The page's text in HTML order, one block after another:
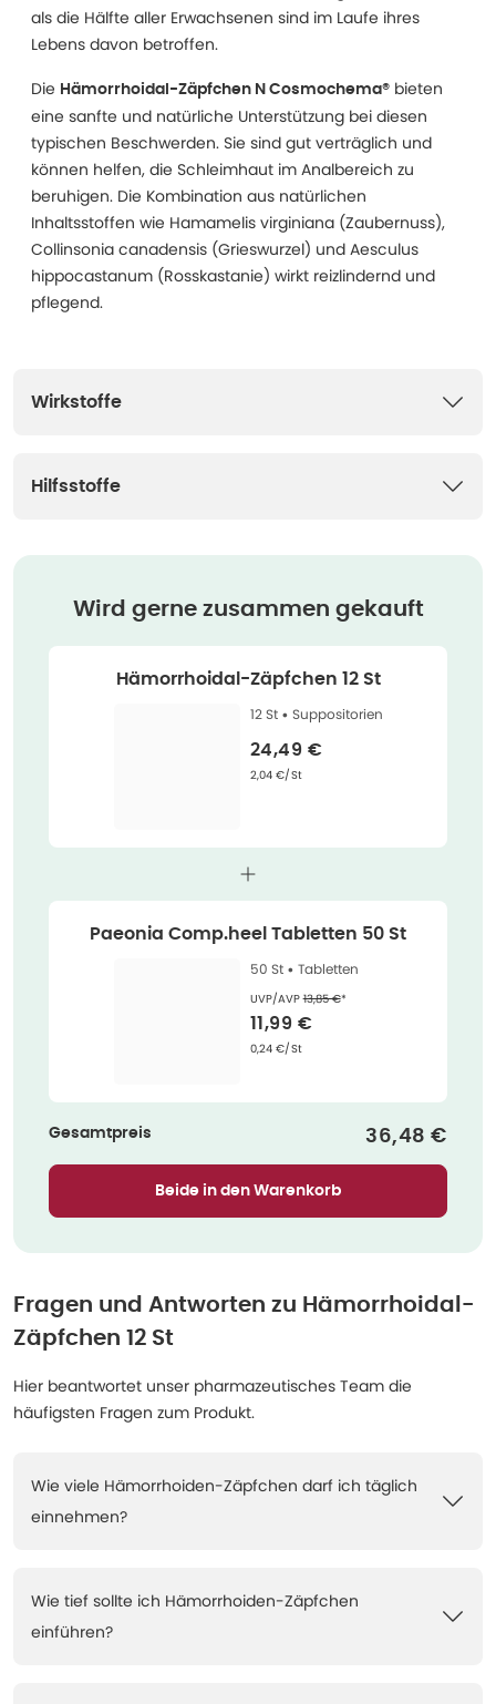
als die Hälfte aller Erwachsenen sind im Laufe ihres
Lebens davon betroffen.
Die Hämorrhoidal-Zäpfchen N Cosmochema® bieten
eine sanfte und natürliche Unterstützung bei diesen
typischen Beschwerden. Sie sind gut verträglich und
können helfen, die Schleimhaut im Analbereich zu
beruhigen. Die Kombination aus natürlichen
Inhaltsstoffen wie Hamamelis virginiana (Zaubernuss),
Collinsonia canadensis (Grieswurzel) und Aesculus
hippocastanum (Rosskastanie) wirkt reizlindernd und
pflegend.
Wirkstoffe
Hilfsstoffe
Wird gerne zusammen gekauft
Hämorrhoidal-Zäpfchen 12 St
12 St • Suppositorien
Verkaufspreis
24,49 €
Grundpreis
2,04 €/St
Paeonia Comp.heel Tabletten 50 St
50 St • Tabletten
UVP/AVPEhemaliger Preis (U V P)
13,85 €*
Verkaufspreis
11,99 €
Grundpreis
0,24 €/St
Gesamtpreis 36,48 €
Beide in den Warenkorb
Fragen und Antworten zu Hämorrhoidal-
Zäpfchen 12 St
Hier beantwortet unser pharmazeutisches Team die
häufigsten Fragen zum Produkt.
Wie viele Hämorrhoiden-Zäpfchen darf ich täglich
einnehmen?
Wie tief sollte ich Hämorrhoiden-Zäpfchen
einführen?